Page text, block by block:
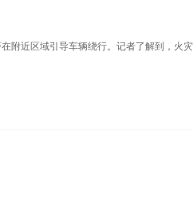
附近区域引导车辆绕行。记者了解到，火